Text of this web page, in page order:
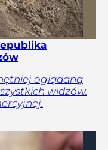
oglądaną
widzów.